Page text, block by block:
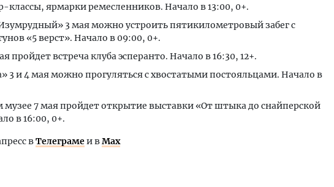
классы, ярмарки ремесленников. Начало в 13:00, 0+.
3 мая можно устроить пятикилометровый забег с
«5 верст». Начало в 09:00, 0+.
пройдет встреча клуба эсперанто. Начало в 16:30, 12+.
3 и 4 мая можно прогуляться с хвостатыми постояльцами. Начало в
музее 7 мая пройдет открытие выставки «От штыка до снайперской
в 16:00, 0+.
вТелеграмеи вMax